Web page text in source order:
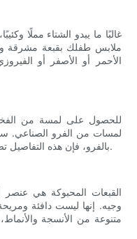
غالبًا ما يبدو الشتاء مملًا
ملابس طفلك بقبعة مشرقة
الأحمر أو الأصفر أو
للحصول على لمسة من
لمسات من الفرو الصناعي.
بالفرو، فإن هذه التفاصيل تضيف لمسة مريحة ومتطورة إلى أي قبعة.
القبعات المحبوكة هي
وجيه. إنها ليست دافئة
متنوعة من الأنسجة